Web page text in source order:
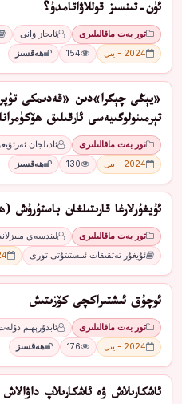
ئۈن-تىنسىز قوللاۋاتامدۇ؟
تور بەت ماقالىلىرى ئايجاز ۋانى
2024 - يىل
154 ھەقسىز
«يېڭى چېگرا»دىن «قەدىمكى
تېرمىنولوگىيەسى ئارقىلىق
تور بەت ماقالىلىرى ئادىلجان
2024 - يىل
130 ھەقسىز
ئۇيغۇرلارغا قارىتىلغان باستۇرۇش
تور بەت ماقالىلىرى لىندسەي
ئۇيغۇر تەتقىقات ئىنستىتۇتى تورى
ئوچۇق ئىشتىراكچى كۆزىتىش
تور بەت ماقالىلىرى ئابدۇرېھىم
2024 - يىل
176 ھەقسىز
ئاشكارىلاش ۋە ئاشكارىلاپ